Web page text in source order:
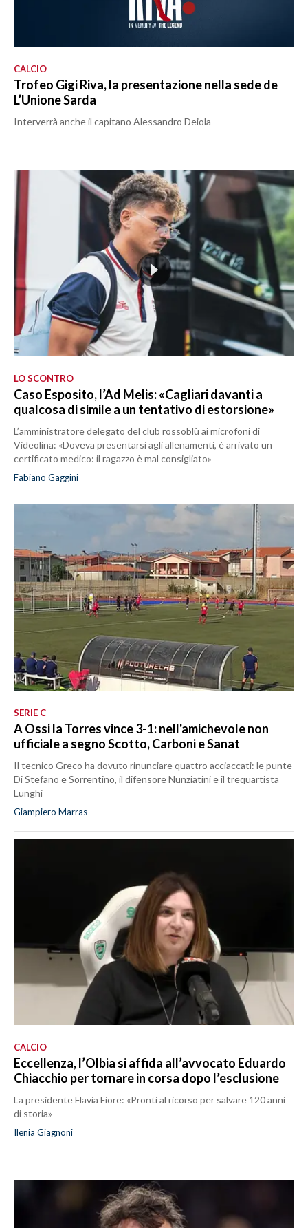
CALCIO
Trofeo Gigi Riva, la presentazione nella sede de
L’Unione Sarda
Interverrà anche il capitano Alessandro Deiola
LO SCONTRO
Caso Esposito, l’Ad Melis: «Cagliari davanti a
qualcosa di simile a un tentativo di estorsione»
L’amministratore delegato del club rossoblù ai microfoni di
Videolina: «Doveva presentarsi agli allenamenti, è arrivato un
certificato medico: il ragazzo è mal consigliato»
Fabiano Gaggini
SERIE C
A Ossi la Torres vince 3-1: nell'amichevole non
ufficiale a segno Scotto, Carboni e Sanat
Il tecnico Greco ha dovuto rinunciare quattro acciaccati: le punte
Di Stefano e Sorrentino, il difensore Nunziatini e il trequartista
Lunghi
Giampiero Marras
CALCIO
Eccellenza, l’Olbia si affida all’avvocato Eduardo
Chiacchio per tornare in corsa dopo l’esclusione
La presidente Flavia Fiore: «Pronti al ricorso per salvare 120 anni
di storia»
Ilenia Giagnoni